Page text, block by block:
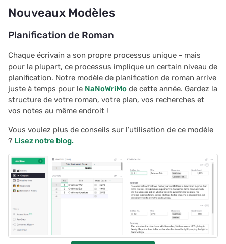
Nouveaux Modèles
Planification de Roman
Chaque écrivain a son propre processus unique - mais
pour la plupart, ce processus implique un certain niveau de
planification. Notre modèle de planification de roman arrive
juste à temps pour le NaNoWriMo de cette année. Gardez la
structure de votre roman, votre plan, vos recherches et
vos notes au même endroit !
Vous voulez plus de conseils sur l’utilisation de ce modèle
? Lisez notre blog.